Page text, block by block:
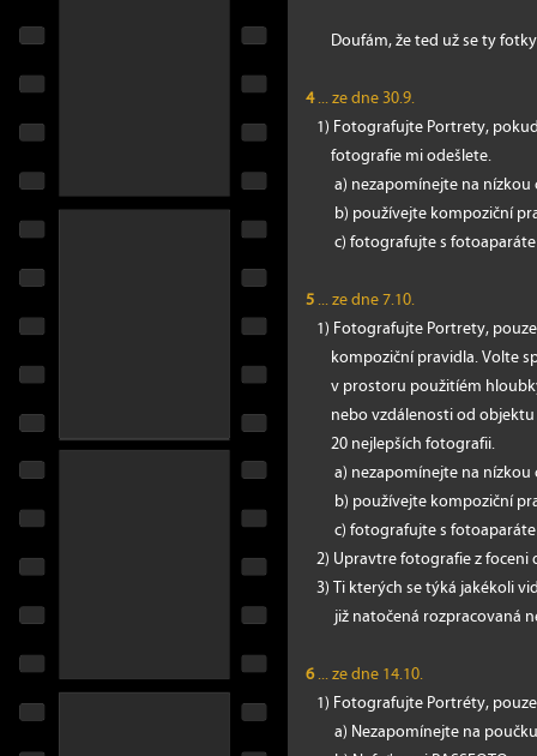
Doufám, že ted už se ty
4... ze dne 30.9.
1) Fotografujte Portrety,
fotografie mi odešlete.
a) nezapomínejte na nízkou
b) používejte kompoziční
c) fotografujte s
5... ze dne 7.10.
1) Fotografujte Portrety,
kompoziční pravidla. Volte
v prostoru použitíém
nebo vzdálenosti od objektu
20 nejlepších fotografii.
a) nezapomínejte na nízkou
b) používejte kompoziční
c) fotografujte s
2) Upravtre fotografie z foceni
3) Ti kterých se týká jakékoli
již natočená rozpracovaná
6... ze dne 14.10.
1) Fotografujte Portréty,
a) Nezapomínejte na